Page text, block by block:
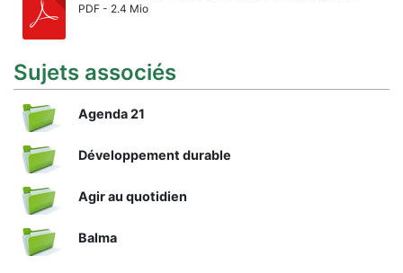
PDF - 2.4 Mio
Sujets associés
Agenda 21
Développement durable
Agir au quotidien
Balma